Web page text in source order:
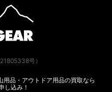
号）
品・アウトドア用品の買取なら
し込み！